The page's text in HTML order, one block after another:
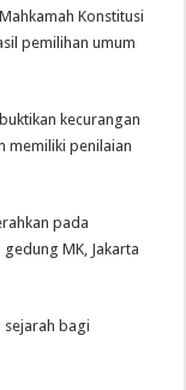
Konstitusi
pemilihan umum
kecurangan
memiliki penilaian
pada
MK, Jakarta
sejarah bagi